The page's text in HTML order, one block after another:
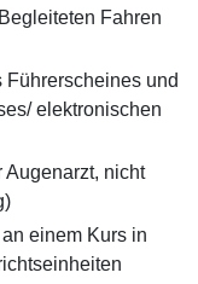
Fahren
und
elektronischen
Augenarzt, nicht
einem Kurs in